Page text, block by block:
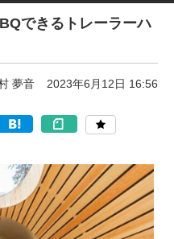
できるトレーラーハ
夢音 2023年6月12日 16:56